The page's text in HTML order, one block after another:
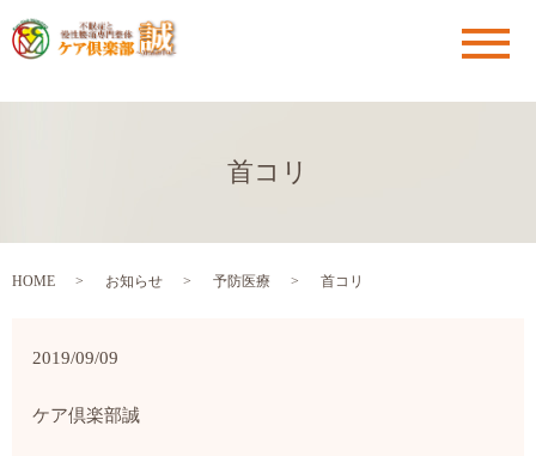
メ
首コリ
HOME お知らせ 予防医療 首コリ
2019/09/09
ケア倶楽部誠